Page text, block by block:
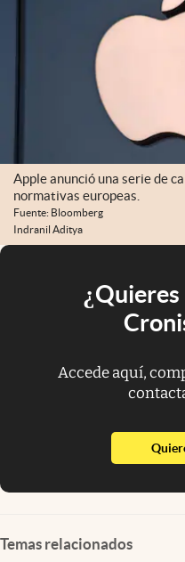
Apple anunció una serie de
normativas europeas.
Fuente: Bloomberg
Indranil Aditya
Accede aquí,
Temas relacionados